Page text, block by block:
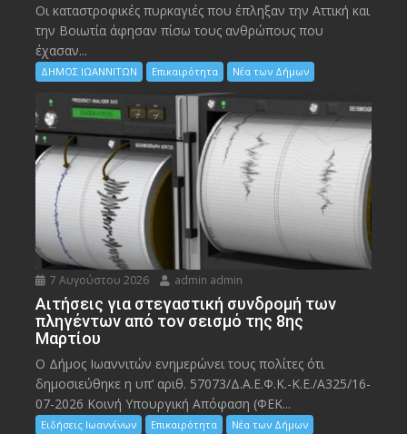
Οι καταστροφικές πυρκαγιές που έπληξαν την Αττική και
την Bοιωτία άφησαν πίσω τους ανθρώπους που
έχασαν...
ΔΗΜΟΣ ΙΩΑΝΝΙΤΩΝ Επικαιρότητα Νέα των Δήμων
7 Αυγούστου 2026 admin admin
Αιτήσεις για στεγαστική συνδρομή των
πληγέντων από τον σεισμό της 8ης
Μαρτίου
Ο Δήμος Ιωαννιτών ενημερώνει τους πολίτες ότι
δημοσιεύθηκε η υπ’ αριθ. 57073/Δ.Α.Ε.Φ.Κ.-Κ.Ε./Α325/16-
07-2026 Κοινή Υπουργική Απόφαση (ΦΕΚ...
Ειδήσεις Ιωαννίνων Επικαιρότητα Νέα των Δήμων